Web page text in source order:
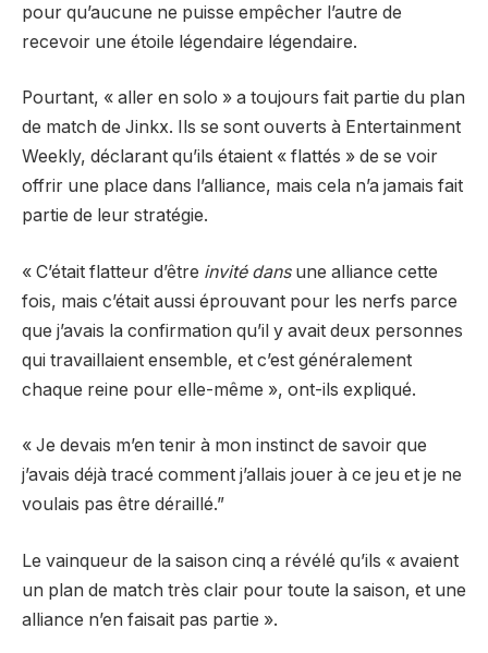
pour qu’aucune ne puisse empêcher l’autre de
recevoir une étoile légendaire légendaire.
Pourtant, « aller en solo » a toujours fait partie du plan
de match de Jinkx. Ils se sont ouverts à Entertainment
Weekly, déclarant qu’ils étaient « flattés » de se voir
offrir une place dans l’alliance, mais cela n’a jamais fait
partie de leur stratégie.
« C’était flatteur d’être invité dansune alliance cette
fois, mais c’était aussi éprouvant pour les nerfs parce
que j’avais la confirmation qu’il y avait deux personnes
qui travaillaient ensemble, et c’est généralement
chaque reine pour elle-même », ont-ils expliqué.
« Je devais m’en tenir à mon instinct de savoir que
j’avais déjà tracé comment j’allais jouer à ce jeu et je ne
voulais pas être déraillé.”
Le vainqueur de la saison cinq a révélé qu’ils « avaient
un plan de match très clair pour toute la saison, et une
alliance n’en faisait pas partie ».